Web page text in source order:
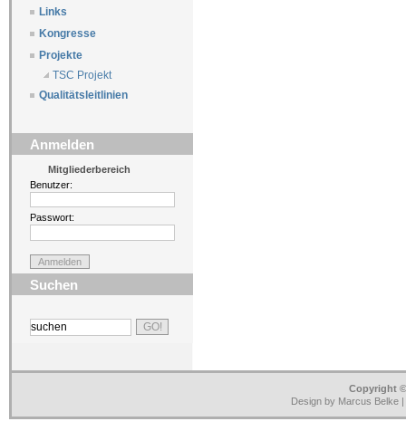
Links
Kongresse
Projekte
TSC Projekt
Qualitätsleitlinien
Anmelden
Mitgliederbereich
Benutzer:
Passwort:
Suchen
Copyright
Design by Marcus Belke